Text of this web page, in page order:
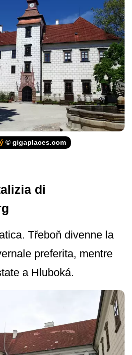
© gigaplaces.com
di
Třeboň divenne la
preferita, mentre
a Hluboká.